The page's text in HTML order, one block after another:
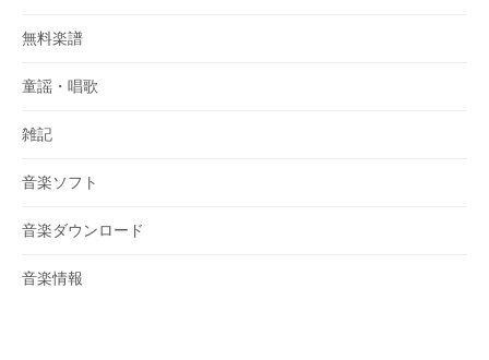
無料楽譜
童謡・唱歌
雑記
音楽ソフト
音楽ダウンロード
音楽情報